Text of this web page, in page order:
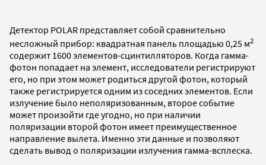
Детектор POLAR представляет собой сравнительно
несложный прибор: квадратная панель площадью 0,25 м2
содержит 1600 элементов-сцинтилляторов. Когда гамма-
фотон попадает на элемент, исследователи регистрируют
его, но при этом может родиться другой фотон, который
также регистрируется одним из соседних элементов. Если
излучение было неполяризованным, второе событие
может произойти где угодно, но при наличии
поляризации второй фотон имеет преимущественное
направление вылета. Именно эти данные и позволяют
сделать вывод о поляризации излучения гамма-всплеска.